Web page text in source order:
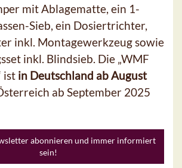
mit Ablagematte, ein 1-
Sieb, ein Dosiertrichter,
inkl. Montagewerkzeug sowie
inkl. Blindsieb. Die „WMF
ist in Deutschland ab August
ab September 2025
abonnieren und immer informiert
sein!